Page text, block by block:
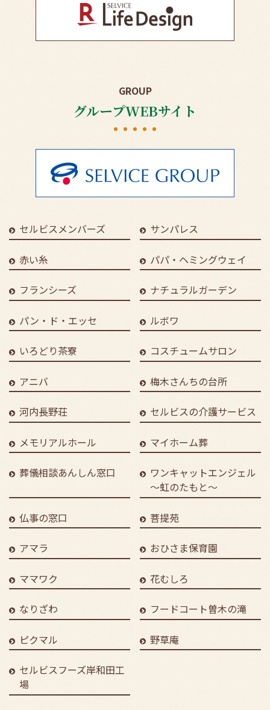
GROUP
グループWEBサイト
セルビスメンバーズ サンパレス
赤い糸 パパ・ヘミングウェイ
フランシーズ ナチュラルガーデン
パン・ド・エッセ ルボワ
いろどり茶寮 コスチュームサロン
アニバ 梅木さんちの台所
河内長野荘 セルビスの介護サービス
メモリアルホール マイホーム葬
葬儀相談あんしん窓口
ワンキャットエンジェル
～虹のたもと～
仏事の窓口 菩提苑
アマラ おひさま保育園
ママワク 花むしろ
なりざわ フードコート曽木の滝
ピクマル 野草庵
セルビスフーズ岸和田工
場